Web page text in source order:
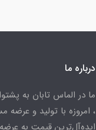
درباره ما
ما در الماس تابان به
، امروزه با تولید و
ایده‌آل‌ترین قیمت به عرضه